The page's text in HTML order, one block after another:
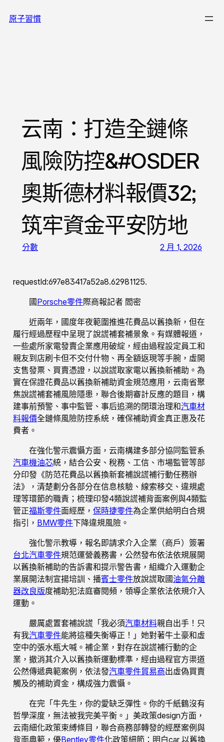
至原子習慣
云南：打造全鏈條
風險防控&#OSDER
奧斯德材料報價32;
筑牢資金平安防地
分數 2 月 1, 2026
requestId:697e83417a52a8.62981125.
國Porsche零件際商報記者 閻密
近兩年，國度年夜範圍推進花費品以舊換新，但在
履行經過歷程中呈現了說謊補套補景象。有媒體報道，
一些處所家電發賣企業應用破綻，經由過程設定員工和
親友到店刷卡但不交付什物、再全額返現等手腕，虛開
支售發票、買賣憑證，以說謊取家電以舊換新補助。為
實在保證花費品以舊換新補助資金規范應用，云南省聚
焦說謊補套補風險隱患，聯合後期審計反應的題目，構
建事前預警、事中監管、事后追溯的閉環治理和汽車材
料報價全鏈條風險防控系統，確保補助資金真正惠及花
費者。
在強化警示震懾方面，云南構建多部分協同監管系
汽車機油芯統，結合公安、稅務、工信、市場監管等部
分印發《防范花費品以舊換新套補說謊補行動任務辦
法》，清楚劃分各部分在信息核驗、線索移交、違規處
理等環節的職責；梳理印發4類說謊補背面案例與4類監
管正福斯零件面經歷， 保時捷零件為企業供給明白合規
指引， BMW零件下降違規風險。
強化警示教導，報名即請求介入企業（商戶）簽署
台北汽車零件規范運營義務書，公然發布依法依規展開
以舊換新補助的告訴書和提示警告書，組織介入運動企
業展開法制宣揚培訓、播賓士零件放說謊取國油氣分離
器改良版度補助犯法庭審閱頻，領導企業依法依規介入
運動。
嚴厲處置套補說謊「我必須汽車材料親自出手！只
有我汽車零件能將這種失衡導正！」她對著牛土豪和虛
空中的張水瓶大喊。補企業，對存在說謊補行動的企
業，撤消其介入以舊換新運動標準，經由過程官方渠道
公然傳遞典範案例，依法發汽車零件貿易商出虛偽買賣
觸及的補助資金，構成強力震懾。
在完「牛先生，你的愛缺乏彈性。你的千紙鶴沒有
哲學深度，無法被我完美平衡。」美政策design方面，
云南細化政策束縛條目，聯合商務部轉發的經歷案例與
背面典範，優Bentley零件化政策細節：明白car 以舊換